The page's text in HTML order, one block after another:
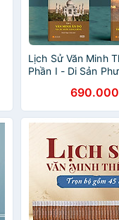
Lịch Sử Văn Minh
Phần I - Di Sản